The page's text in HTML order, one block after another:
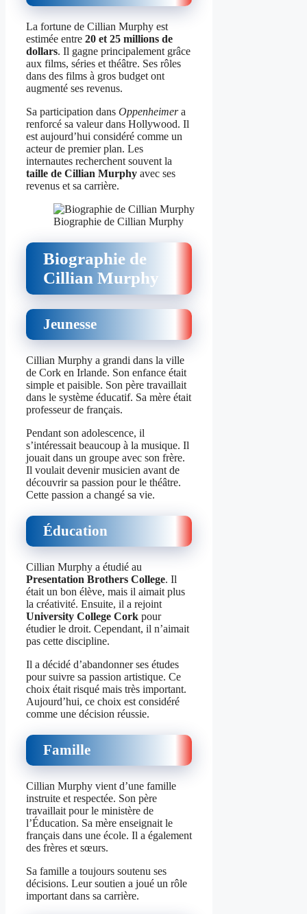
La fortune de Cillian Murphy est
estimée entre 20 et 25 millions de
dollars. Il gagne principalement grâce
aux films, séries et théâtre. Ses rôles
dans des films à gros budget ont
augmenté ses revenus.
Sa participation dans Oppenheimera
renforcé sa valeur dans Hollywood. Il
est aujourd’hui considéré comme un
acteur de premier plan. Les
internautes recherchent souvent la
taille de Cillian Murphy avec ses
revenus et sa carrière.
Biographie de Cillian Murphy
Biographie de
Cillian Murphy
Jeunesse
Cillian Murphy a grandi dans la ville
de Cork en Irlande. Son enfance était
simple et paisible. Son père travaillait
dans le système éducatif. Sa mère était
professeur de français.
Pendant son adolescence, il
s’intéressait beaucoup à la musique. Il
jouait dans un groupe avec son frère.
Il voulait devenir musicien avant de
découvrir sa passion pour le théâtre.
Cette passion a changé sa vie.
Éducation
Cillian Murphy a étudié au
Presentation Brothers College. Il
était un bon élève, mais il aimait plus
la créativité. Ensuite, il a rejoint
University College Cork pour
étudier le droit. Cependant, il n’aimait
pas cette discipline.
Il a décidé d’abandonner ses études
pour suivre sa passion artistique. Ce
choix était risqué mais très important.
Aujourd’hui, ce choix est considéré
comme une décision réussie.
Famille
Cillian Murphy vient d’une famille
instruite et respectée. Son père
travaillait pour le ministère de
l’Éducation. Sa mère enseignait le
français dans une école. Il a également
des frères et sœurs.
Sa famille a toujours soutenu ses
décisions. Leur soutien a joué un rôle
important dans sa carrière.